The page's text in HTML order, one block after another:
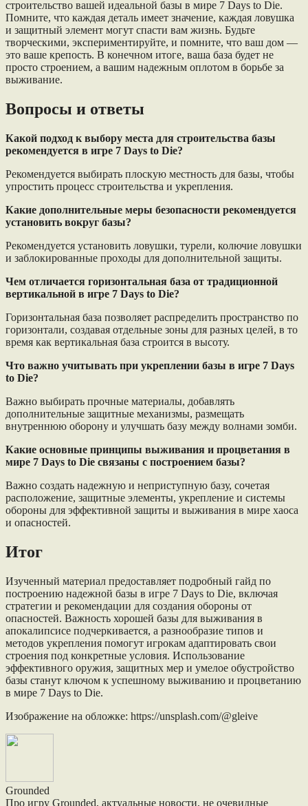
строительство вашей идеальной базы в мире 7 Days to Die.
Помните, что каждая деталь имеет значение, каждая ловушка
и защитный элемент могут спасти вам жизнь. Будьте
творческими, экспериментируйте, и помните, что ваш дом —
это ваше крепость. В конечном итоге, ваша база будет не
просто строением, а вашим надежным оплотом в борьбе за
выживание.
Вопросы и ответы
Какой подход к выбору места для строительства базы
рекомендуется в игре 7 Days to Die?
Рекомендуется выбирать плоскую местность для базы, чтобы
упростить процесс строительства и укрепления.
Какие дополнительные меры безопасности рекомендуется
установить вокруг базы?
Рекомендуется установить ловушки, турели, колючие ловушки
и заблокированные проходы для дополнительной защиты.
Чем отличается горизонтальная база от традиционной
вертикальной в игре 7 Days to Die?
Горизонтальная база позволяет распределить пространство по
горизонтали, создавая отдельные зоны для разных целей, в то
время как вертикальная база строится в высоту.
Что важно учитывать при укреплении базы в игре 7 Days
to Die?
Важно выбирать прочные материалы, добавлять
дополнительные защитные механизмы, размещать
внутреннюю оборону и улучшать базу между волнами зомби.
Какие основные принципы выживания и процветания в
мире 7 Days to Die связаны с построением базы?
Важно создать надежную и неприступную базу, сочетая
расположение, защитные элементы, укрепление и системы
обороны для эффективной защиты и выживания в мире хаоса
и опасностей.
Итог
Изученный материал предоставляет подробный гайд по
построению надежной базы в игре 7 Days to Die, включая
стратегии и рекомендации для создания обороны от
опасностей. Важность хорошей базы для выживания в
апокалипсисе подчеркивается, а разнообразие типов и
методов укрепления помогут игрокам адаптировать свои
строения под конкретные условия. Использование
эффективного оружия, защитных мер и умелое обустройство
базы станут ключом к успешному выживанию и процветанию
в мире 7 Days to Die.
Изображение на обложке: https://unsplash.com/@gleive
Grounded
Про игру Grounded, актуальные новости, не очевидные